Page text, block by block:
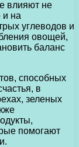
влияют не
и на
углеводов и
овощей,
баланс
способных
в
зеленых
помогают